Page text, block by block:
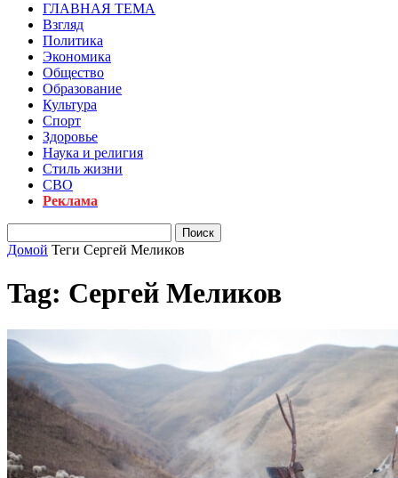
ГЛАВНАЯ ТЕМА
Взгляд
Политика
Экономика
Общество
Образование
Культура
Спорт
Здоровье
Наука и религия
Стиль жизни
СВО
Реклама
Домой Теги Сергей Меликов
Tag: Сергей Меликов